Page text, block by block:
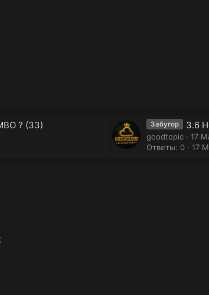
? (33) Забугор 3.6
goodtopic
17
Ответы: 0
17